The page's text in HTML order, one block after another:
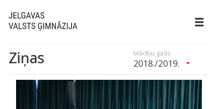
Ziņas Mācību gads
2018./2019.